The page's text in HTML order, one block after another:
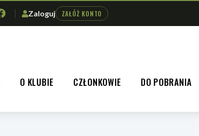
Zaloguj ZAŁÓŻ KONTO
O KLUBIE CZŁONKOWIE DO POBRANIA